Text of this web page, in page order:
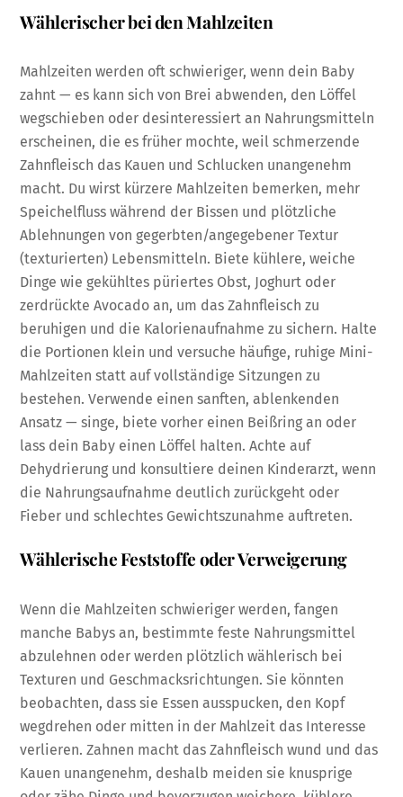
Wählerischer bei den Mahlzeiten
Mahlzeiten werden oft schwieriger, wenn dein Baby
zahnt — es kann sich von Brei abwenden, den Löffel
wegschieben oder desinteressiert an Nahrungsmitteln
erscheinen, die es früher mochte, weil schmerzende
Zahnfleisch das Kauen und Schlucken unangenehm
macht. Du wirst kürzere Mahlzeiten bemerken, mehr
Speichelfluss während der Bissen und plötzliche
Ablehnungen von gegerbten/angegebener Textur
(texturierten) Lebensmitteln. Biete kühlere, weiche
Dinge wie gekühltes püriertes Obst, Joghurt oder
zerdrückte Avocado an, um das Zahnfleisch zu
beruhigen und die Kalorienaufnahme zu sichern. Halte
die Portionen klein und versuche häufige, ruhige Mini-
Mahlzeiten statt auf vollständige Sitzungen zu
bestehen. Verwende einen sanften, ablenkenden
Ansatz — singe, biete vorher einen Beißring an oder
lass dein Baby einen Löffel halten. Achte auf
Dehydrierung und konsultiere deinen Kinderarzt, wenn
die Nahrungsaufnahme deutlich zurückgeht oder
Fieber und schlechtes Gewichtszunahme auftreten.
Wählerische Feststoffe oder Verweigerung
Wenn die Mahlzeiten schwieriger werden, fangen
manche Babys an, bestimmte feste Nahrungsmittel
abzulehnen oder werden plötzlich wählerisch bei
Texturen und Geschmacksrichtungen. Sie könnten
beobachten, dass sie Essen ausspucken, den Kopf
wegdrehen oder mitten in der Mahlzeit das Interesse
verlieren. Zahnen macht das Zahnfleisch wund und das
Kauen unangenehm, deshalb meiden sie knusprige